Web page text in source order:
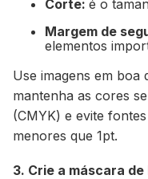
Corte: é o
Margem de
elementos
Use imagens em boa
mantenha as cores
(CMYK) e evite
menores que 1pt.
3. Crie a máscara